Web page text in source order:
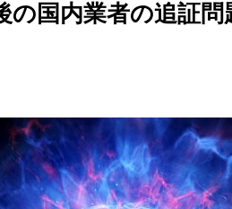
の国内業者の追証